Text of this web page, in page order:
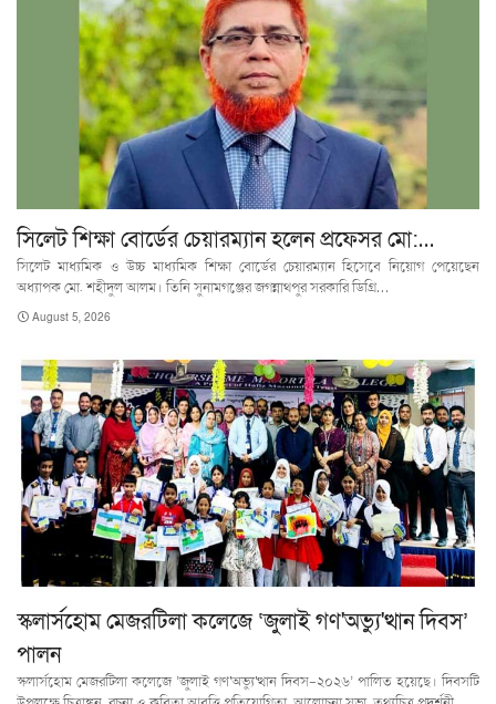
সিলেট শিক্ষা বোর্ডের চেয়ারম্যান হলেন প্রফেসর মো:…
সিলেট মাধ্যমিক ও উচ্চ মাধ্যমিক শিক্ষা বোর্ডের চেয়ারম্যান হিসেবে নিয়োগ পেয়েছেন
অধ্যাপক মো. শহীদুল আলম। তিনি সুনামগঞ্জের জগন্নাথপুর সরকারি ডিগ্রি…
August 5, 2026
স্কলার্সহোম মেজরটিলা কলেজে ‘জুলাই গণ'অভ্যু'ত্থান দিবস’
পালন
স্কলার্সহোম মেজরটিলা কলেজে ‘জুলাই গণ'অভ্যু'ত্থান দিবস-২০২৬’ পালিত হয়েছে। দিবসটি